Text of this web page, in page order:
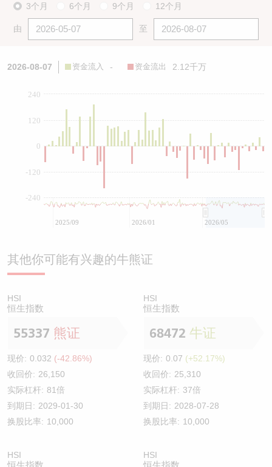
3个月 6个月 9个月 12个月
由 至
2026-08-07 资金流入 - 资金流出 2.12千万
0
-240
-120
120
240
2025/09 2026/01 2026/05
其他你可能有兴趣的牛熊证
HSI
恒生指数
55337 熊证
现价: 0.032 (-42.86%)
收回价: 26,150
实际杠杆: 81倍
到期日: 2029-01-30
换股比率: 10,000
HSI
恒生指数
68472 牛证
现价: 0.07 (+52.17%)
收回价: 25,310
实际杠杆: 37倍
到期日: 2028-07-28
换股比率: 10,000
HSI
恒生指数
HSI
恒生指数